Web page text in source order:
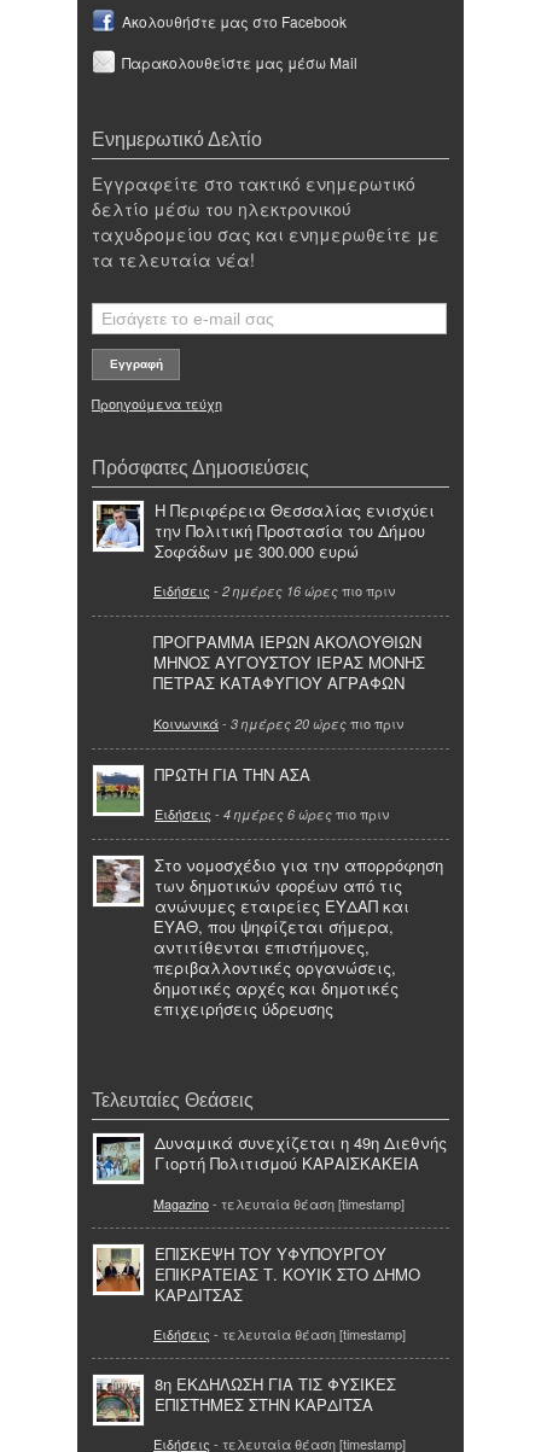
Ακολουθήστε μας στο Facebook
Παρακολουθείστε μας μέσω Mail
Ενημερωτικό Δελτίο
Εγγραφείτε στο τακτικό ενημερωτικό
δελτίο μέσω του ηλεκτρονικού
ταχυδρομείου σας και ενημερωθείτε με
τα τελευταία νέα!
Προηγούμενα τεύχη
Πρόσφατες Δημοσιεύσεις
Η Περιφέρεια Θεσσαλίας ενισχύει
την Πολιτική Προστασία του Δήμου
Σοφάδων με 300.000 ευρώ
Ειδήσεις - 2 ημέρες 16 ώρες πιο πριν
ΠΡΟΓΡΑΜΜΑ ΙΕΡΩΝ ΑΚΟΛΟΥΘΙΩΝ
ΜΗΝΟΣ ΑΥΓΟΥΣΤΟΥ ΙΕΡΑΣ ΜΟΝΗΣ
ΠΕΤΡΑΣ ΚΑΤΑΦΥΓΙΟΥ ΑΓΡΑΦΩΝ
Κοινωνικά- 3 ημέρες 20 ώρες πιο πριν
ΠΡΩΤΗ ΓΙΑ ΤΗΝ ΑΣΑ
Ειδήσεις - 4 ημέρες 6 ώρες πιο πριν
Στο νομοσχέδιο για την απορρόφηση
των δημοτικών φορέων από τις
ανώνυμες εταιρείες ΕΥΔΑΠ και
ΕΥΑΘ, που ψηφίζεται σήμερα,
αντιτίθενται επιστήμονες,
περιβαλλοντικές οργανώσεις,
δημοτικές αρχές και δημοτικές
επιχειρήσεις ύδρευσης
Τελευταίες Θεάσεις
Δυναμικά συνεχίζεται η 49η Διεθνής
Γιορτή Πολιτισμού ΚΑΡΑΙΣΚΑΚΕΙΑ
Magazino- τελευταία θέαση [timestamp]
ΕΠΙΣΚΕΨΗ ΤΟΥ ΥΦΥΠΟΥΡΓΟΥ
ΕΠΙΚΡΑΤΕΙΑΣ Τ. ΚΟΥΙΚ ΣΤΟ ΔΗΜΟ
ΚΑΡΔΙΤΣΑΣ
Ειδήσεις - τελευταία θέαση [timestamp]
8η ΕΚΔΗΛΩΣΗ ΓΙΑ ΤΙΣ ΦΥΣΙΚΕΣ
ΕΠΙΣΤΗΜΕΣ ΣΤΗΝ ΚΑΡΔΙΤΣΑ
Ειδήσεις - τελευταία θέαση [timestamp]